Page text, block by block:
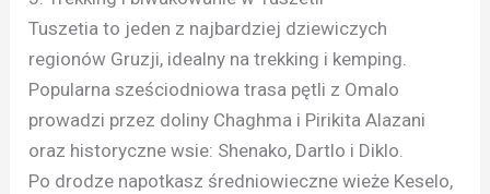
Tuszetia to jeden z najbardziej dziewiczych
regionów Gruzji, idealny na trekking i kemping.
Popularna sześciodniowa trasa pętli z Omalo
prowadzi przez doliny Chaghma i Pirikita Alazani
oraz historyczne wsie: Shenako, Dartlo i Diklo.
Po drodze napotkasz średniowieczne wieże Keselo,